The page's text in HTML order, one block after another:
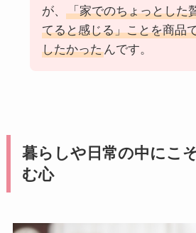
が、
「家でのちょっとした
てると感じる」ことを商品
したかったんです。
暮らしや日常の中にこ
む心